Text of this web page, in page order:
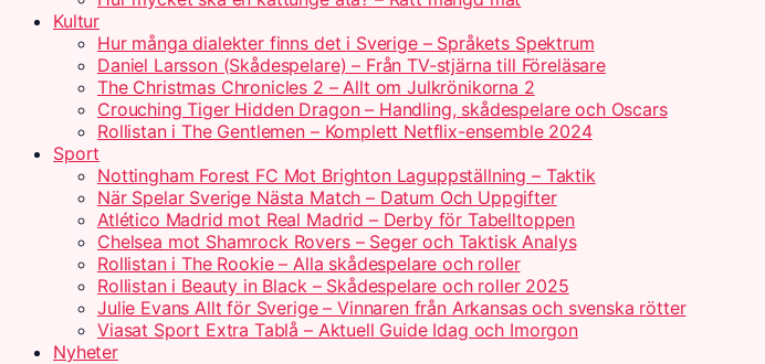
Kultur
Hur många dialekter finns det i Sverige – Språkets Spektrum
Daniel Larsson (Skådespelare) – Från TV-stjärna till Föreläsare
The Christmas Chronicles 2 – Allt om Julkrönikorna 2
Crouching Tiger Hidden Dragon – Handling, skådespelare och Oscars
Rollistan i The Gentlemen – Komplett Netflix-ensemble 2024
Sport
Nottingham Forest FC Mot Brighton Laguppställning – Taktik
När Spelar Sverige Nästa Match – Datum Och Uppgifter
Atlético Madrid mot Real Madrid – Derby för Tabelltoppen
Chelsea mot Shamrock Rovers – Seger och Taktisk Analys
Rollistan i The Rookie – Alla skådespelare och roller
Rollistan i Beauty in Black – Skådespelare och roller 2025
Julie Evans Allt för Sverige – Vinnaren från Arkansas och svenska rötter
Viasat Sport Extra Tablå – Aktuell Guide Idag och Imorgon
Nyheter